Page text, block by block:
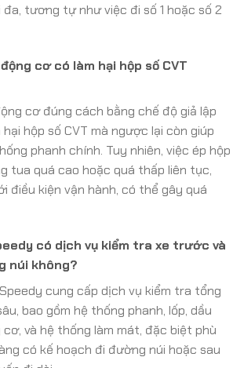
tương tự như việc đi số 1 hoặc số 2
cơ có làm hại hộp số CVT
cơ đúng cách bằng chế độ giả lập
hộp số CVT mà ngược lại còn giúp
phanh chính. Tuy nhiên, việc ép hộp
tua quá cao hoặc quá thấp liên tục,
điều kiện vận hành, có thể gây quá
có dịch vụ kiểm tra xe trước và
núi không?
cung cấp dịch vụ kiểm tra tổng
bao gồm hệ thống phanh, lốp, dầu
cơ, và hệ thống làm mát, đặc biệt phù
có kế hoạch đi đường núi hoặc sau